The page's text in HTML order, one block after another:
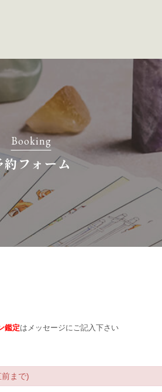
Booking
約フォーム
鑑定はメッセージにご記入下さい
まで)